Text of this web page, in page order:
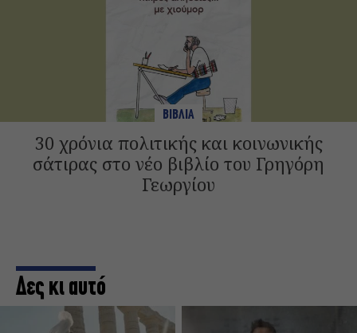
ΒΙΒΛΙΑ
30 χρόνια πολιτικής και κοινωνικής
σάτιρας στο νέο βιβλίο του Γρηγόρη
Γεωργίου
Δες κι αυτό